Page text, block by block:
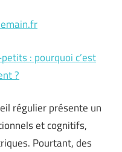
: pourquoi c’est
?
régulier présente un
et cognitifs,
Pourtant, des